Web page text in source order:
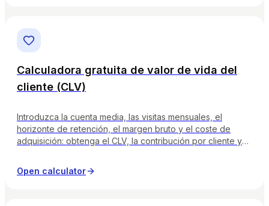
Calculadora gratuita de valor de vida del
cliente (CLV)
Introduzca la cuenta media, las visitas mensuales, el
horizonte de retención, el margen bruto y el coste de
adquisición: obtenga el CLV, la contribución por cliente y
Open calculator